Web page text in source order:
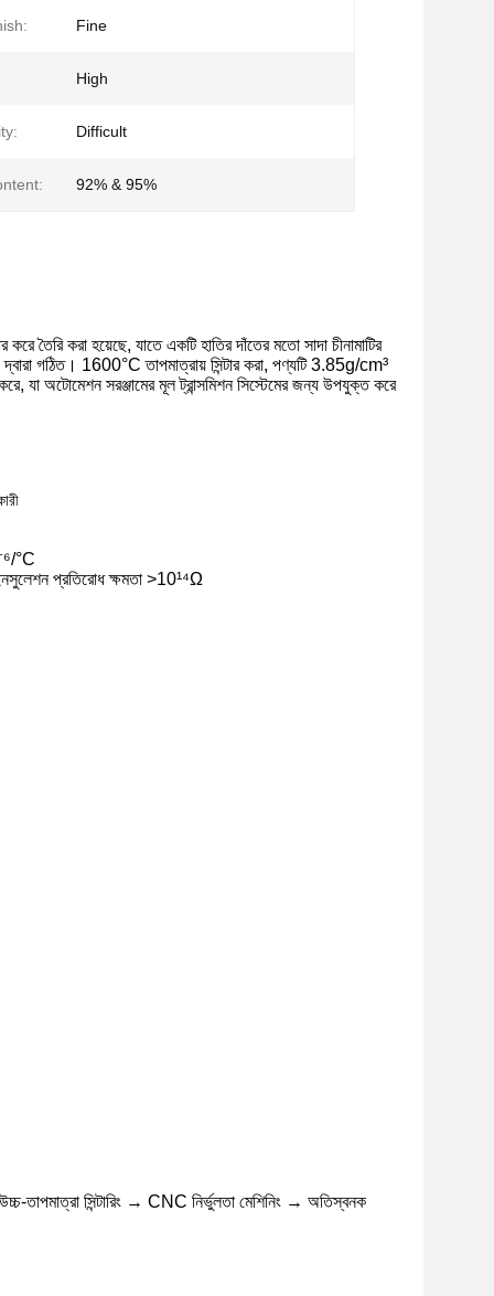
Fine
High
Difficult
92% & 95%
তৈরি করা হয়েছে, যাতে একটি হাতির দাঁতের মতো সাদা চীনামাটির
দ্বারা গঠিত। 1600°C তাপমাত্রায় সিন্টার করা, পণ্যটি 3.85g/cm³
যা অটোমেশন সরঞ্জামের মূল ট্রান্সমিশন সিস্টেমের জন্য উপযুক্ত করে
°C
প্রতিরোধ ক্ষমতা >10¹⁴Ω
সিন্টারিং → CNC নির্ভুলতা মেশিনিং → অতিস্বনক